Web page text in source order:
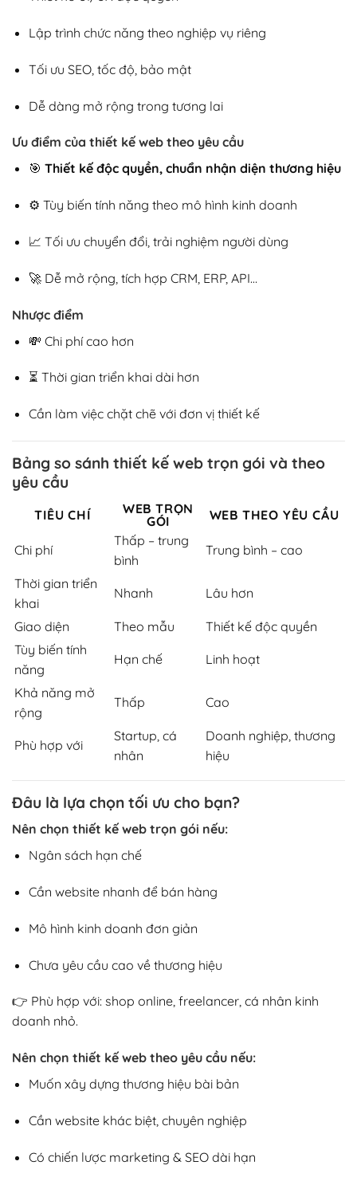
Lập trình chức năng theo nghiệp vụ riêng
Tối ưu SEO, tốc độ, bảo mật
Dễ dàng mở rộng trong tương lai
Ưu điểm của thiết kế web theo yêu cầu
🎯 Thiết kế độc quyền, chuẩn nhận diện thương hiệu
⚙️ Tùy biến tính năng theo mô hình kinh doanh
📈 Tối ưu chuyển đổi, trải nghiệm người dùng
🚀 Dễ mở rộng, tích hợp CRM, ERP, API…
Nhược điểm
💸 Chi phí cao hơn
⏳ Thời gian triển khai dài hơn
Cần làm việc chặt chẽ với đơn vị thiết kế
Bảng so sánh thiết kế web trọn gói và theo
yêu cầu
TIÊU CHÍ
WEB TRỌN
GÓI
WEB THEO YÊU CẦU
Chi phí
Thấp – trung
bình
Trung bình – cao
Thời gian triển
khai
Nhanh Lâu hơn
Giao diện Theo mẫu
Thiết kế độc quyền
Tùy biến tính
năng
Hạn chế Linh hoạt
Khả năng mở
rộng
Thấp Cao
Phù hợp với
Startup, cá
nhân
Doanh nghiệp, thương
hiệu
Đâu là lựa chọn tối ưu cho bạn?
Nên chọn thiết kế web trọn gói nếu:
Ngân sách hạn chế
Cần website nhanh để bán hàng
Mô hình kinh doanh đơn giản
Chưa yêu cầu cao về thương hiệu
👉 Phù hợp với: shop online, freelancer, cá nhân kinh
doanh nhỏ.
Nên chọn thiết kế web theo yêu cầu nếu:
Muốn xây dựng thương hiệu bài bản
Cần website khác biệt, chuyên nghiệp
Có chiến lược marketing & SEO dài hạn